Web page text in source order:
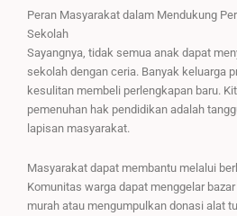
Peran Masyarakat dalam Mendukung
Sekolah
Sayangnya, tidak semua anak dapat
sekolah dengan ceria. Banyak keluarga
kesulitan membeli perlengkapan baru.
pemenuhan hak pendidikan adalah
lapisan masyarakat.
Masyarakat dapat membantu melalui
Komunitas warga dapat menggelar
murah atau mengumpulkan donasi alat